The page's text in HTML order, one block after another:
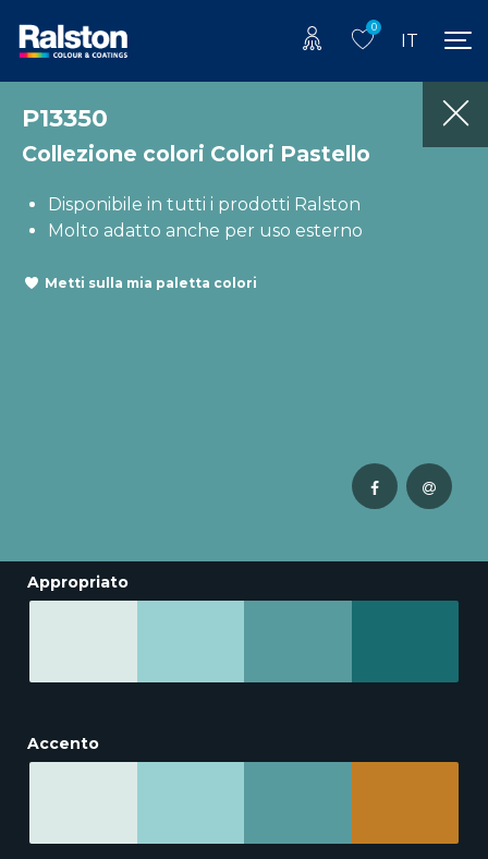
0
IT
P13350
Collezione colori Colori Pastello
Disponibile in tutti i prodotti Ralston
Molto adatto anche per uso esterno
Metti sulla mia paletta colori
Appropriato
Accento